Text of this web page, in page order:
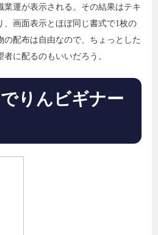
業運が表示される。その結果はテキ
、画面表示とほぼ同じ書式で1枚の
の配布は自由なので、ちょっとした
に配るのもいいだろう。
りんビギナー